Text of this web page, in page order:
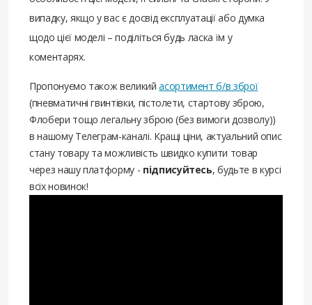
випадку, якщо у вас є досвід експлуатації або думка
щодо цієї моделі – поділіться будь ласка їм у
коментарях.
Пропонуємо також великийасортимент б/в зброї
(пневматичні гвинтівки, пістолети, стартову зброю,
Флобери тощо легальну зброю (без вимоги дозволу))
в нашому Телеграм-каналі. Кращі ціни, актуальний опис
стану товару та можливість швидко купити товар
через нашу платформу - підписуйтесь, будьте в курсі
всіх новинок!